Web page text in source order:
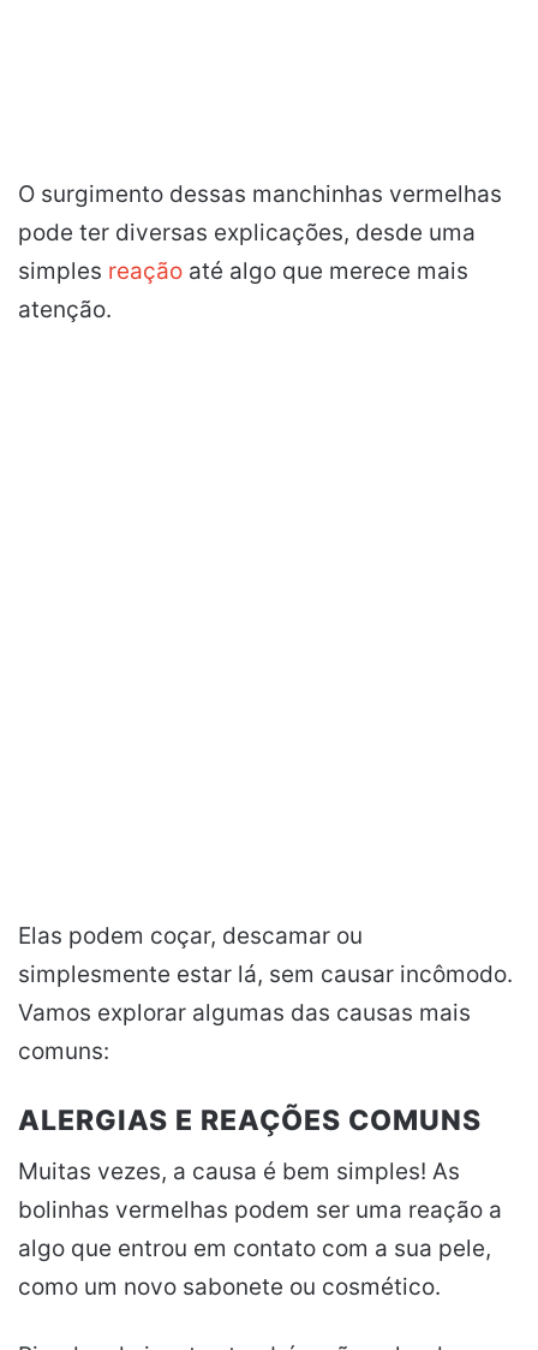
O surgimento dessas manchinhas vermelhas
pode ter diversas explicações, desde uma
simples reação até algo que merece mais
atenção.
Elas podem coçar, descamar ou
simplesmente estar lá, sem causar incômodo.
Vamos explorar algumas das causas mais
comuns:
ALERGIAS E REAÇÕES COMUNS
Muitas vezes, a causa é bem simples! As
bolinhas vermelhas podem ser uma reação a
algo que entrou em contato com a sua pele,
como um novo sabonete ou cosmético.